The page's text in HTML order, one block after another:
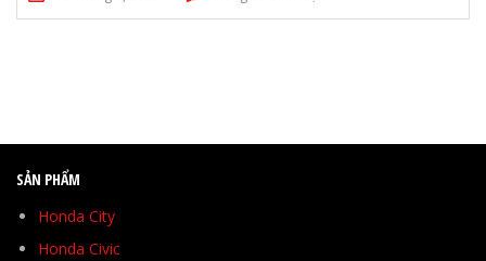
SẢN PHẨM
Honda City
Honda Civic